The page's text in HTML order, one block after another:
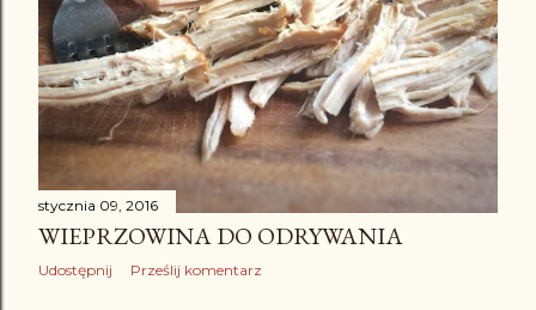
stycznia 09, 2016
WIEPRZOWINA DO ODRYWANIA
Udostępnij Prześlij komentarz